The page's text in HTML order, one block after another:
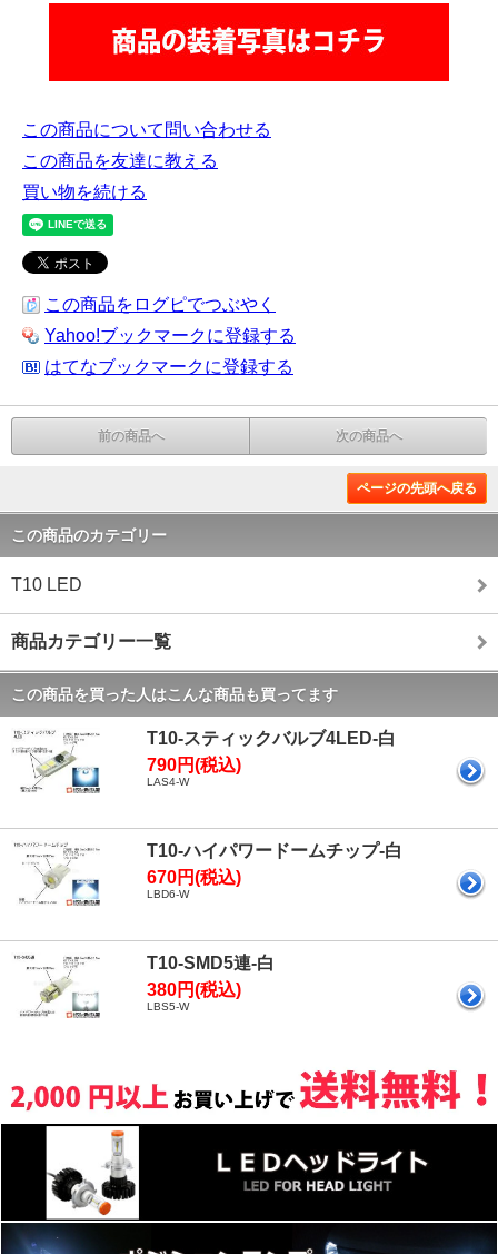
この商品について問い合わせる
この商品を友達に教える
買い物を続ける
この商品をログピでつぶやく
Yahoo!ブックマークに登録する
はてなブックマークに登録する
前の商品へ 次の商品へ
ページの先頭へ戻る
この商品のカテゴリー
T10 LED
商品カテゴリー一覧
この商品を買った人はこんな商品も買ってます
T10-スティックバルブ4LED-白
790円(税込)
LAS4-W
T10-ハイパワードームチップ-白
670円(税込)
LBD6-W
T10-SMD5連-白
380円(税込)
LBS5-W